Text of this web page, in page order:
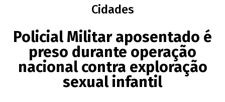
Cidades
Policial Militar aposentado é
preso durante operação
nacional contra exploração
sexual infantil